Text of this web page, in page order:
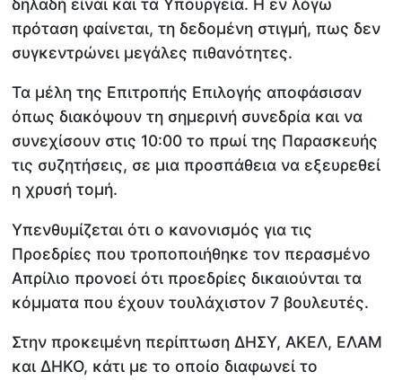
δηλαδή είναι και τα Υπουργεία. Η εν λόγω
πρόταση φαίνεται, τη δεδομένη στιγμή, πως δεν
συγκεντρώνει μεγάλες πιθανότητες.
Τα μέλη της Επιτροπής Επιλογής αποφάσισαν
όπως διακόψουν τη σημερινή συνεδρία και να
συνεχίσουν στις 10:00 το πρωί της Παρασκευής
τις συζητήσεις, σε μια προσπάθεια να εξευρεθεί
η χρυσή τομή.
Υπενθυμίζεται ότι ο κανονισμός για τις
Προεδρίες που τροποποιήθηκε τον περασμένο
Απρίλιο προνοεί ότι προεδρίες δικαιούνται τα
κόμματα που έχουν τουλάχιστον 7 βουλευτές.
Στην προκειμένη περίπτωση ΔΗΣΥ, ΑΚΕΛ, ΕΛΑΜ
και ΔΗΚΟ, κάτι με το οποίο διαφωνεί το